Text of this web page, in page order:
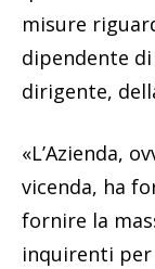
misure
dipendente
dirigente,
«L’Azienda,
vicenda, ha
fornire la
inquirenti per